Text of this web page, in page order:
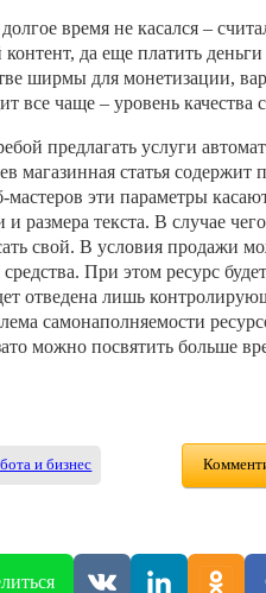
время не касался –
да еще платить
ширмы для монетизации,
все чаще – уровень качества
предлагать услуги
магазинная статья
эти параметры
размера текста. В случае
свой. В условия продажи
При этом ресурс
отведена лишь
самонаполняемости
можно посвятить больше
и бизнес